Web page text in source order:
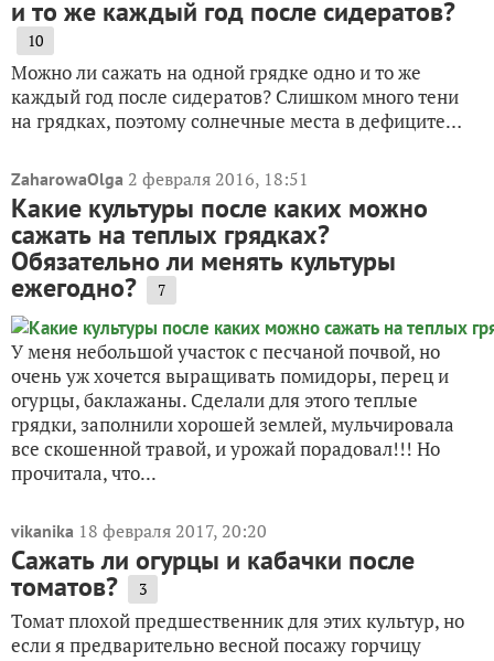
и то же каждый год после сидератов?
10
Можно ли сажать на одной грядке одно и то же
каждый год после сидератов? Слишком много тени
на грядках, поэтому солнечные места в дефиците…
ZaharowaOlga 2 февраля 2016, 18:51
Какие культуры после каких можно
сажать на теплых грядках?
Обязательно ли менять культуры
ежегодно? 7
У меня небольшой участок с песчаной почвой, но
очень уж хочется выращивать помидоры, перец и
огурцы, баклажаны. Сделали для этого теплые
грядки, заполнили хорошей землей, мульчировала
все скошенной травой, и урожай порадовал!!! Но
прочитала, что...
vikanika 18 февраля 2017, 20:20
Сажать ли огурцы и кабачки после
томатов? 3
Томат плохой предшественник для этих культур, но
если я предварительно весной посажу горчицу